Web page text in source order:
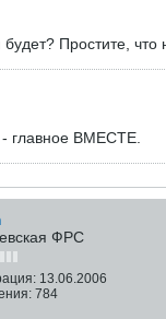
Простите, что
главное ВМЕСТЕ.
ФРС
13.06.2006
784